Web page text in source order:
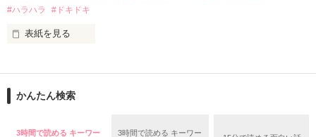
2015.12.27.完結公開
現れる獣のような怪物。
俺達は、生きる為に人を殺す。
#ハラハラ
#ドキドキ
表紙を見る
どこで道を間違えてしまったのだろう？
かんたん検索
3時間で読める キーワー
3時間で読める キーワー